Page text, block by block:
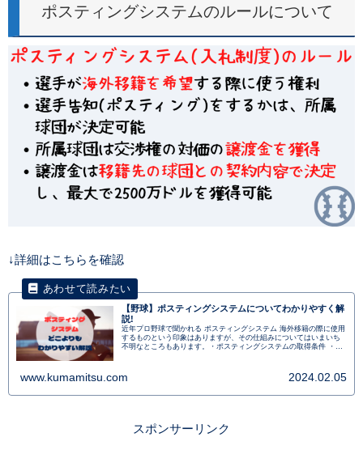
ポスティングシステムのルールについて
↓詳細はこちらを確認
【野球】ポスティングシステムについてわかりやすく解
説!
近年プロ野球で聞かれる ポスティングシステム 海外移籍の際に使用
するものという印象はありますが、その仕組みについてはいまいち
不明なところもあります。・ポスティングシステムの取得条件 ・ポ
www.kumamitsu.com 2024.02.05
スポンサーリンク